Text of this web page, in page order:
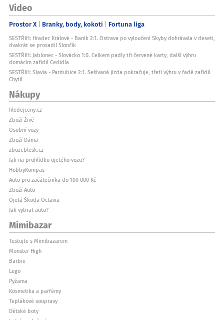
Video
Prostor X Branky, body, kokoti Fortuna liga
SESTŘIH: Hradec Králové - Baník 2:1. Ostrava po vyloučení Skyby dohrávala v deseti,
dvakrát se prosadil Slončík
SESTŘIH: Jablonec - Slovácko 1:0. Celkem padly tři červené karty, další výhru
domácím zařídil Cedidla
SESTŘIH: Slavia - Pardubice 2:1. Sešívaná jízda pokračuje, třetí výhru v řadě zařídil
Chytil
Nákupy
hledejceny.cz
Zboží Živě
Osobní vozy
Zboží Dáma
zbozi.blesk.cz
Jak na prohlídku ojetého vozu?
HobbyKompas
Auto pro začátečníka do 100 000 Kč
Zboží Auto
Ojetá Škoda Octavia
Jak vybrat auto?
Mimibazar
Testujte s Mimibazarem
Monster High
Barbie
Lego
Pyžama
Kosmetika a parfémy
Teplákové soupravy
Dětské boty